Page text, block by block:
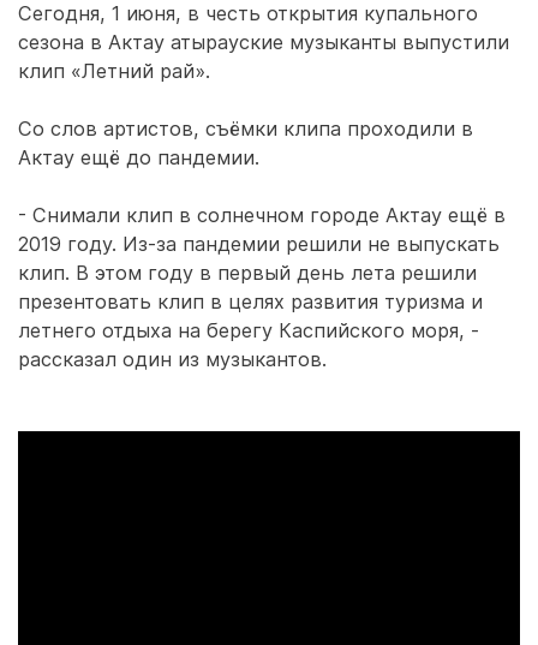
Сегодня, 1 июня, в честь открытия купального
сезона в Актау атырауские музыканты выпустили
клип «Летний рай».
Со слов артистов, съёмки клипа проходили в
Актау ещё до пандемии.
- Снимали клип в солнечном городе Актау ещё в
2019 году. Из-за пандемии решили не выпускать
клип. В этом году в первый день лета решили
презентовать клип в целях развития туризма и
летнего отдыха на берегу Каспийского моря, -
рассказал один из музыкантов.